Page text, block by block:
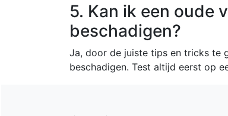
5. Kan ik een oude
beschadigen?
Ja, door de juiste tips en tricks te
beschadigen. Test altijd eerst op